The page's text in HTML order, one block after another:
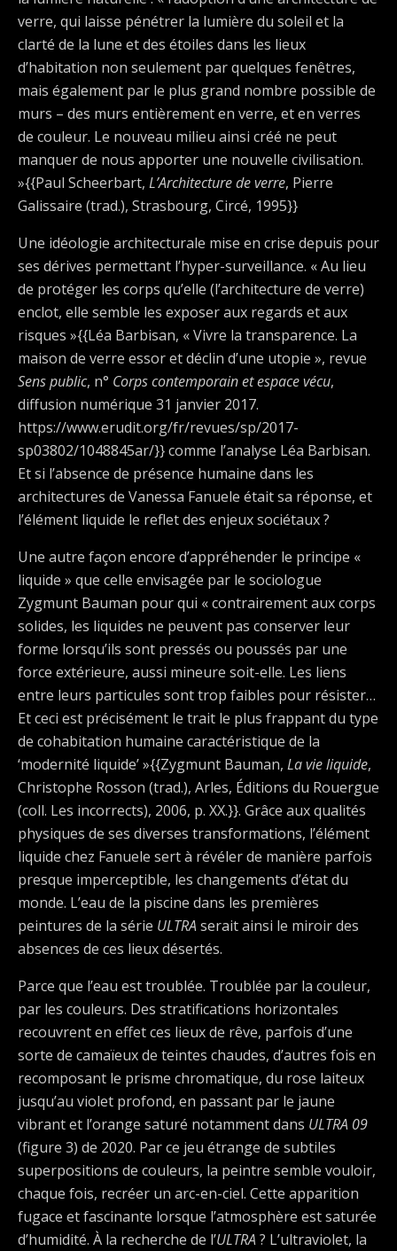
verre, qui laisse pénétrer la lumière du soleil et la
clarté de la lune et des étoiles dans les lieux
d’habitation non seulement par quelques fenêtres,
mais également par le plus grand nombre possible de
murs – des murs entièrement en verre, et en verres
de couleur. Le nouveau milieu ainsi créé ne peut
manquer de nous apporter une nouvelle civilisation.
»{{Paul Scheerbart, L’Architecture de verre, Pierre
Galissaire (trad.), Strasbourg, Circé, 1995}}
Une idéologie architecturale mise en crise depuis pour
ses dérives permettant l’hyper-surveillance. « Au lieu
de protéger les corps qu’elle (l’architecture de verre)
enclot, elle semble les exposer aux regards et aux
risques »{{Léa Barbisan, « Vivre la transparence. La
maison de verre essor et déclin d’une utopie », revue
Sens public, n° Corps contemporain et espace vécu,
diffusion numérique 31 janvier 2017.
https://www.erudit.org/fr/revues/sp/2017-
sp03802/1048845ar/}} comme l’analyse Léa Barbisan.
Et si l’absence de présence humaine dans les
architectures de Vanessa Fanuele était sa réponse, et
l’élément liquide le reflet des enjeux sociétaux ?
Une autre façon encore d’appréhender le principe «
liquide » que celle envisagée par le sociologue
Zygmunt Bauman pour qui « contrairement aux corps
solides, les liquides ne peuvent pas conserver leur
forme lorsqu’ils sont pressés ou poussés par une
force extérieure, aussi mineure soit-elle. Les liens
entre leurs particules sont trop faibles pour résister…
Et ceci est précisément le trait le plus frappant du type
de cohabitation humaine caractéristique de la
‘modernité liquide’ »{{Zygmunt Bauman, La vie liquide,
Christophe Rosson (trad.), Arles, Éditions du Rouergue
(coll. Les incorrects), 2006, p. XX.}}. Grâce aux qualités
physiques de ses diverses transformations, l’élément
liquide chez Fanuele sert à révéler de manière parfois
presque imperceptible, les changements d’état du
monde. L’eau de la piscine dans les premières
peintures de la série ULTRAserait ainsi le miroir des
absences de ces lieux désertés.
Parce que l’eau est troublée. Troublée par la couleur,
par les couleurs. Des stratifications horizontales
recouvrent en effet ces lieux de rêve, parfois d’une
sorte de camaïeux de teintes chaudes, d’autres fois en
recomposant le prisme chromatique, du rose laiteux
jusqu’au violet profond, en passant par le jaune
vibrant et l’orange saturé notamment dans ULTRA 09
(figure 3) de 2020. Par ce jeu étrange de subtiles
superpositions de couleurs, la peintre semble vouloir,
chaque fois, recréer un arc-en-ciel. Cette apparition
fugace et fascinante lorsque l’atmosphère est saturée
d’humidité. À la recherche de l’ULTRA? L’ultraviolet, la